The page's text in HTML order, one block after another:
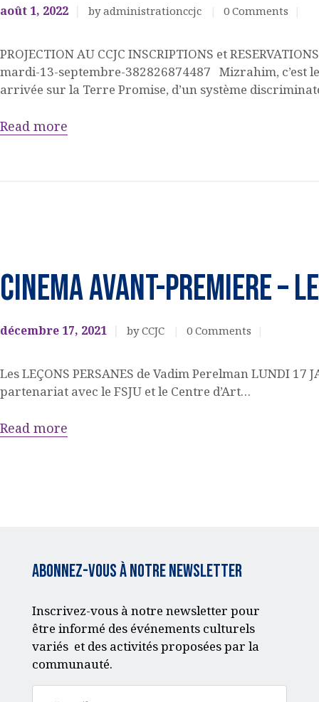
août 1, 2022 by administrationccjc 0 Comments
PROJECTION AU CCJC INSCRIPTIONS et
mardi-13-septembre-382826874487 Mizrahim, c’est
arrivée sur la Terre Promise, d’un système
Read more
EVENEMENTS
CULTURELS
CINEMA AVANT-PREMIERE –
décembre 17, 2021 by CCJC 0 Comments
Les LEÇONS PERSANES de Vadim Perelman LUNDI
partenariat avec le FSJU et le Centre d’Art…
Read more
Abonnez-vous à notre Newsletter
Inscrivez-vous à notre newsletter pour
être informé des événements culturels
variés et des activités proposées par la
communauté.